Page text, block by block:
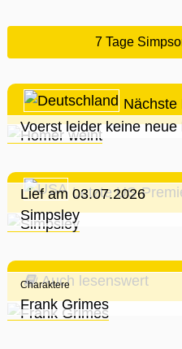
7 Tage
Nächste
Voerst leider keine
Letzte US-
Lief am 03.07.2026
Simpsley
Auch lesenswert
Charaktere
Frank Grimes